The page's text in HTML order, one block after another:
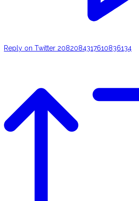
Reply on Twitter 2082084317610836134